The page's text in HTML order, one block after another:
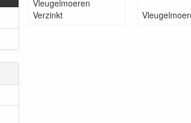
Vleugelmoeren
Verzinkt